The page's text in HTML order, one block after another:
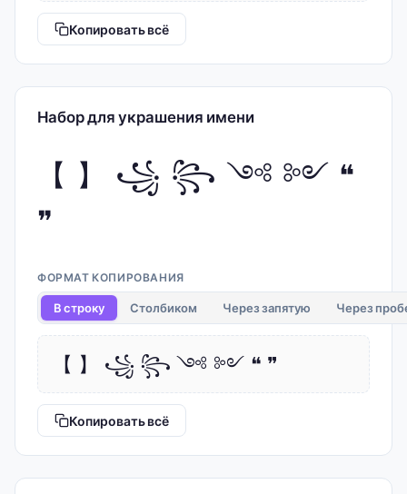
Копировать всё
Набор для украшения имени
【 】 ꧁ ꧂ ༺ ༻ ❝
❞
ФОРМАТ КОПИРОВАНИЯ
В строку Столбиком Через запятую Через
【 】 ꧁ ꧂ ༺ ༻ ❝ ❞
Копировать всё